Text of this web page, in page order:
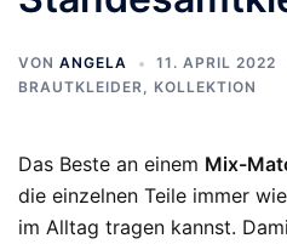
VON ANGELA
11. APRIL 2022
BRAUTKLEIDER, KOLLEKTION
Das Beste an einem Mix-
die einzelnen Teile immer
im Alltag tragen kannst.